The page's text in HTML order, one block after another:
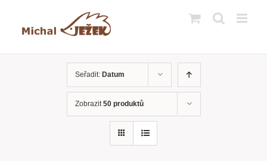
Seřadit: Datum
Zobrazit50 produktů